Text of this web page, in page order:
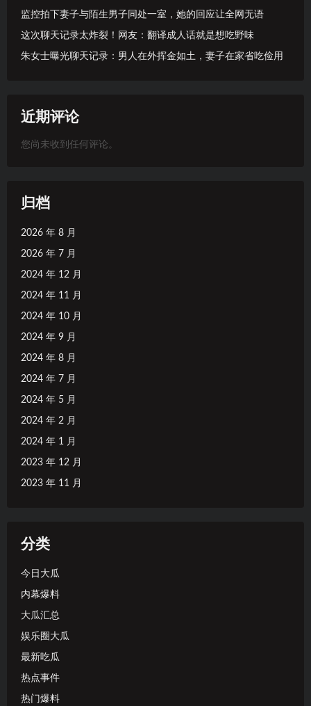
监控拍下妻子与陌生男子同处一室，她的回应让全网无语
这次聊天记录太炸裂！网友：翻译成人话就是想吃野味
朱女士曝光聊天记录：男人在外挥金如土，妻子在家省吃俭用
近期评论
您尚未收到任何评论。
归档
2026 年 8 月
2026 年 7 月
2024 年 12 月
2024 年 11 月
2024 年 10 月
2024 年 9 月
2024 年 8 月
2024 年 7 月
2024 年 5 月
2024 年 2 月
2024 年 1 月
2023 年 12 月
2023 年 11 月
分类
今日大瓜
内幕爆料
大瓜汇总
娱乐圈大瓜
最新吃瓜
热点事件
热门爆料